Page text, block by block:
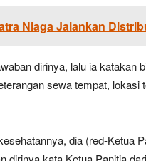
Niaga Jalankan
dirinya, lalu ia katakan
sewa tempat, lokasi
dia (red-Ketua